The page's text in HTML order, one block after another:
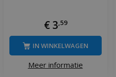
€ 3,59
Meer informatie
IN WINKELWAGEN